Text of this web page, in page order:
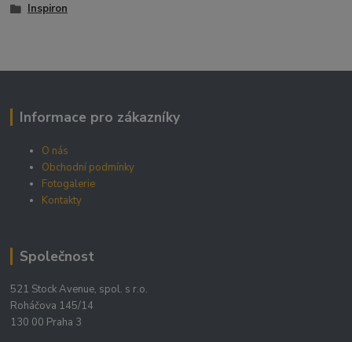
Inspiron
Informace pro zákazníky
O nás
Obchodní podmínky
Fotogalerie
Kontakty
Společnost
521 Stock Avenue, spol. s r.o.
Roháčova 145/14
130 00 Praha 3